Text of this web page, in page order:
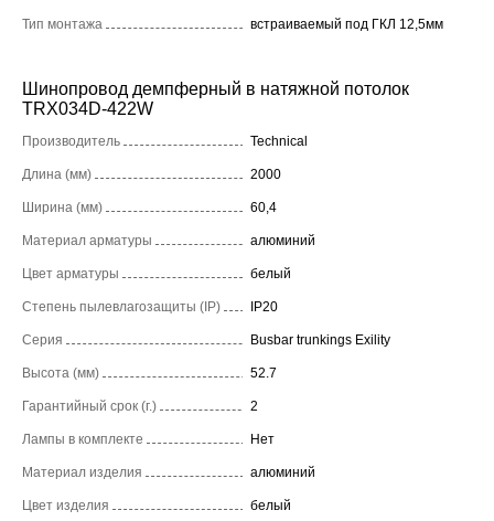
Тип монтажа встраиваемый под ГКЛ 12,5мм
Шинопровод демпферный в натяжной потолок
TRX034D-422W
Производитель Technical
Длина (мм) 2000
Ширина (мм) 60,4
Материал арматуры алюминий
Цвет арматуры белый
Степень пылевлагозащиты (IP) IP20
Серия Busbar trunkings Exility
Высота (мм) 52.7
Гарантийный срок (г.) 2
Лампы в комплекте Нет
Материал изделия алюминий
Цвет изделия белый